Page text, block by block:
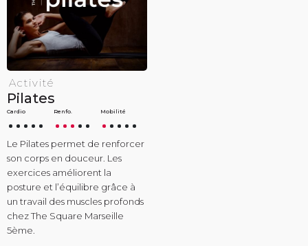
Activité
Pilates
Cardio Renfo. Mobilité
Le Pilates permet de renforcer
son corps en douceur. Les
exercices améliorent la
posture et l’équilibre grâce à
un travail des muscles profonds
chez The Square Marseille
5ème.